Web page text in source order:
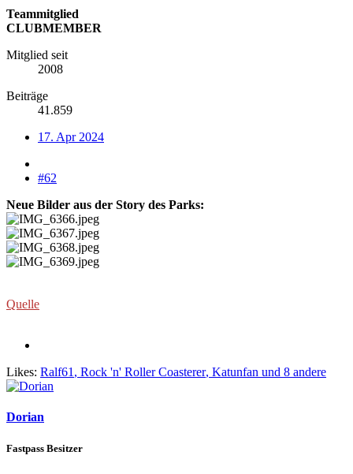
Teammitglied
CLUBMEMBER
Mitglied seit
2008
Beiträge
41.859
17. Apr 2024
#62
Neue Bilder aus der Story des Parks:
Quelle
Likes: Ralf61 , Rock 'n' Roller Coasterer, Katunfan und 8 andere
Dorian
Fastpass Besitzer